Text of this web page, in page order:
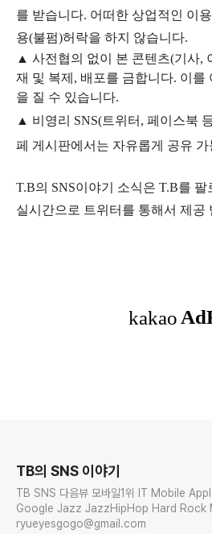
를 받습니다. 어떠한 상업적인 이
용(불펌)허락을 하지 않습니다.
▲ 사전협의 없이 본 콘텐츠(기사,
재 및 복제, 배포를 금합니다. 이를
을 질 수 있습니다.
▲ 비영리 SNS(트위터, 페이스북
페 게시판에서는 자유롭게 공유 가
T.B의 SNS이야기 소식은 T.B를 팔
실시간으로 트위터를 통해서 제공
TB의 SNS 이야기
TB SNS 다음뷰 모바일1위 IT Mobile
Google Jazz JazzHipHop Hard Rock
ryueyesgogo@gmail.com